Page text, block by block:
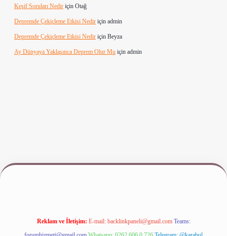
Keşif Soruları Nedir için Otağ
Depremde Çekiçleme Etkisi Nedir için admin
Depremde Çekiçleme Etkisi Nedir için Beyza
Ay Dünyaya Yaklaşınca Deprem Olur Mu için admin
www.betexper.xyz/
Reklam ve İletişim: E-mail: backlinkpaneli@gmail.com Teams: